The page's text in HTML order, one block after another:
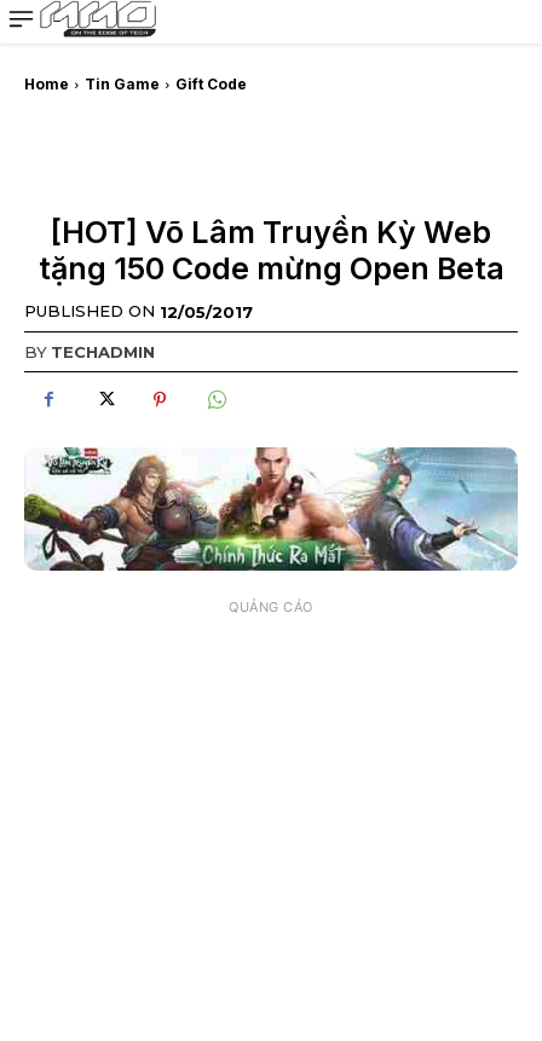
MMOSITE - Thông tin công nghệ
Bài viết nổi bật
Home Tin Game Gift Code
[HOT] Võ Lâm Truyền Kỳ Web
tặng 150 Code mừng Open Beta
PUBLISHED ON 12/05/2017
BY TECHADMIN
QUẢNG CÁO